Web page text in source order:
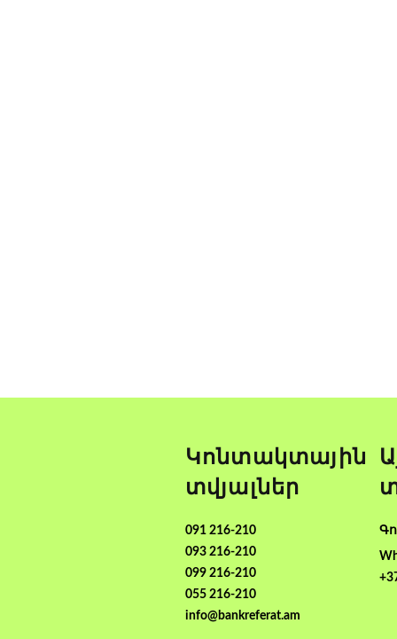
Կոնտակտային
տվյալներ
091 216-210
093 216-210
099 216-210
055 216-210
info@bankreferat.am